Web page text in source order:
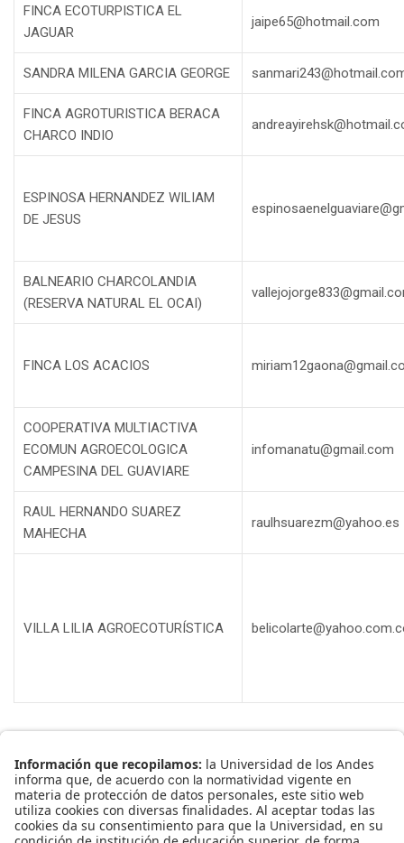
FINCA ECOTURPISTICA EL
JAGUAR
jaipe65@hotmail.com
SANDRA MILENA GARCIA GEORGE
FINCA AGROTURISTICA BERACA
CHARCO INDIO
ESPINOSA HERNANDEZ WILIAM
DE JESUS
BALNEARIO CHARCOLANDIA
(RESERVA NATURAL EL OCAI)
FINCA LOS ACACIOS
COOPERATIVA MULTIACTIVA
ECOMUN AGROECOLOGICA
CAMPESINA DEL GUAVIARE
infomanatu@gmail.com
RAUL HERNANDO SUAREZ
MAHECHA
raulhsuarezm@yahoo.es
VILLA LILIA AGROECOTURÍSTICA
Inicio